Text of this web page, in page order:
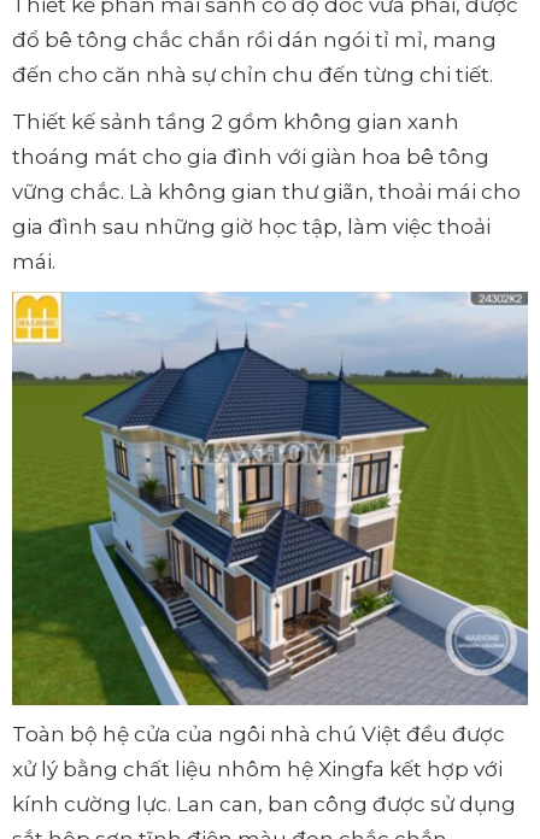
Thiết kế phần mái sảnh có độ dốc vừa phải, được
đổ bê tông chắc chắn rồi dán ngói tỉ mỉ, mang
đến cho căn nhà sự chỉn chu đến từng chi tiết.
Thiết kế sảnh tầng 2 gồm không gian xanh
thoáng mát cho gia đình với giàn hoa bê tông
vững chắc. Là không gian thư giãn, thoải mái cho
gia đình sau những giờ học tập, làm việc thoải
mái.
Toàn bộ hệ cửa của ngôi nhà chú Việt đều được
xử lý bằng chất liệu nhôm hệ Xingfa kết hợp với
kính cường lực. Lan can, ban công được sử dụng